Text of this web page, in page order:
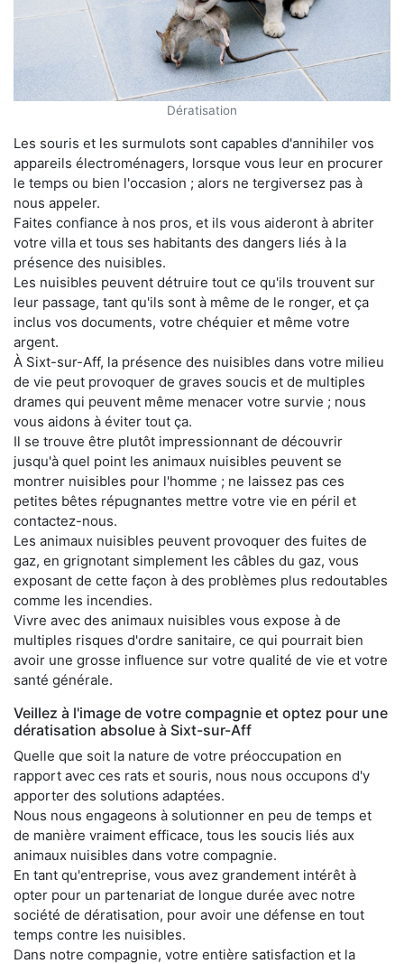
Dératisation
Les souris et les surmulots sont capables d'annihiler vos
appareils électroménagers, lorsque vous leur en procurer
le temps ou bien l'occasion ; alors ne tergiversez pas à
nous appeler.
Faites confiance à nos pros, et ils vous aideront à abriter
votre villa et tous ses habitants des dangers liés à la
présence des nuisibles.
Les nuisibles peuvent détruire tout ce qu'ils trouvent sur
leur passage, tant qu'ils sont à même de le ronger, et ça
inclus vos documents, votre chéquier et même votre
argent.
À Sixt-sur-Aff, la présence des nuisibles dans votre milieu
de vie peut provoquer de graves soucis et de multiples
drames qui peuvent même menacer votre survie ; nous
vous aidons à éviter tout ça.
Il se trouve être plutôt impressionnant de découvrir
jusqu'à quel point les animaux nuisibles peuvent se
montrer nuisibles pour l'homme ; ne laissez pas ces
petites bêtes répugnantes mettre votre vie en péril et
contactez-nous.
Les animaux nuisibles peuvent provoquer des fuites de
gaz, en grignotant simplement les câbles du gaz, vous
exposant de cette façon à des problèmes plus redoutables
comme les incendies.
Vivre avec des animaux nuisibles vous expose à de
multiples risques d'ordre sanitaire, ce qui pourrait bien
avoir une grosse influence sur votre qualité de vie et votre
santé générale.
Veillez à l'image de votre compagnie et optez pour une
dératisation absolue à Sixt-sur-Aff
Quelle que soit la nature de votre préoccupation en
rapport avec ces rats et souris, nous nous occupons d'y
apporter des solutions adaptées.
Nous nous engageons à solutionner en peu de temps et
de manière vraiment efficace, tous les soucis liés aux
animaux nuisibles dans votre compagnie.
En tant qu'entreprise, vous avez grandement intérêt à
opter pour un partenariat de longue durée avec notre
société de dératisation, pour avoir une défense en tout
temps contre les nuisibles.
Dans notre compagnie, votre entière satisfaction et la